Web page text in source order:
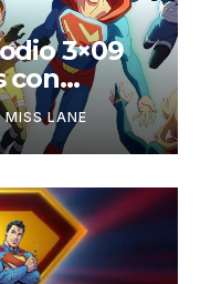
3×09
con
MISS LANE